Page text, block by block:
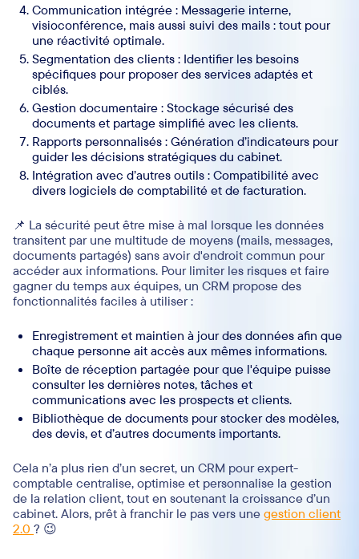
Communication intégrée : Messagerie interne,
visioconférence, mais aussi suivi des mails : tout pour
une réactivité optimale.
Segmentation des clients : Identifier les besoins
spécifiques pour proposer des services adaptés et
ciblés.
Gestion documentaire : Stockage sécurisé des
documents et partage simplifié avec les clients.
Rapports personnalisés : Génération d’indicateurs pour
guider les décisions stratégiques du cabinet.
Intégration avec d’autres outils : Compatibilité avec
divers logiciels de comptabilité et de facturation.
📌 La sécurité peut être mise à mal lorsque les données
transitent par une multitude de moyens (mails, messages,
documents partagés) sans avoir d'endroit commun pour
accéder aux informations. Pour limiter les risques et faire
gagner du temps aux équipes, un CRM propose des
fonctionnalités faciles à utiliser :
Enregistrement et maintien à jour des données afin que
chaque personne ait accès aux mêmes informations.
Boîte de réception partagée pour que l'équipe puisse
consulter les dernières notes, tâches et
communications avec les prospects et clients.
Bibliothèque de documents pour stocker des modèles,
des devis, et d’autres documents importants.
Cela n’a plus rien d’un secret, un CRM pour expert-
comptable centralise, optimise et personnalise la gestion
de la relation client, tout en soutenant la croissance d’un
cabinet. Alors, prêt à franchir le pas vers une gestion client
2.0 ? 😉